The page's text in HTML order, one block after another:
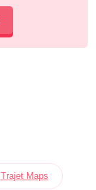
Trajet Maps